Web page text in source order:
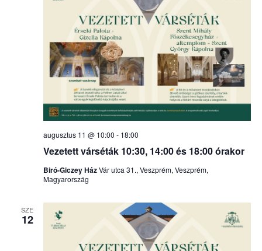
Vezetett várséták 10:30, 14:00 és 18:00 órakor
augusztus 11 @ 10:00 - 18:00
Biró-Giczey HázVár utca 31., Veszprém, Veszprém,
Magyarország
SZE
12